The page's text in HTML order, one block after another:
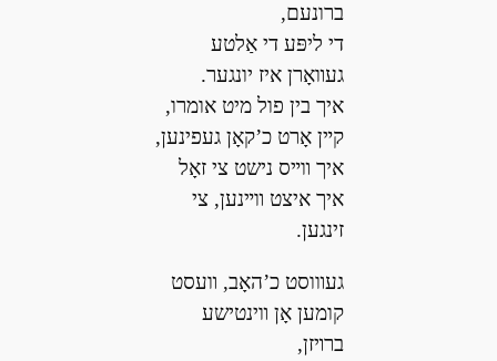
ברונעם,
די ליפּע די אַלטע
געװאָרן איז יונגער.
איך בין פול מיט אומרו,
קײן אָרט כ’קאָן געפינען,
איך װײס נישט צי זאָל
איך איצט װײנען, צי
זינגען.
געװוסט כ’האָב, װעסט
קומען אָן װינטישע
ברױזן,